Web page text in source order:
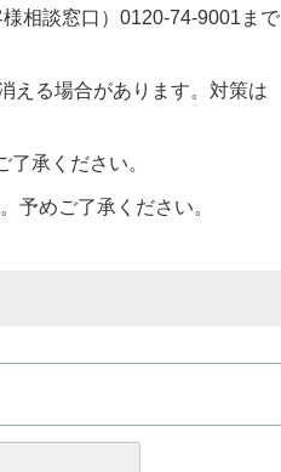
相談窓口）0120-74-9001まで
える場合があります。対策は
承ください。
予めご了承ください。